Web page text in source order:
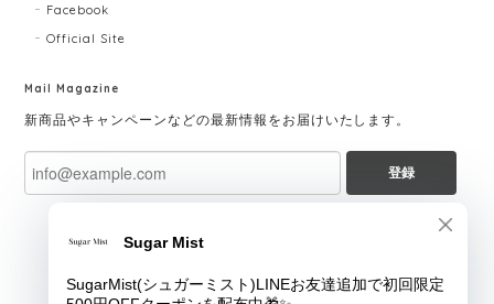
Facebook
Official Site
Mail Magazine
新商品やキャンペーンなどの最新情報をお届けいたします。
登録